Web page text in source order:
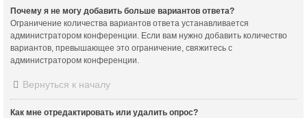
Почему я не могу добавить больше вариантов ответа?
Ограничение количества вариантов ответа устанавливается
администратором конференции. Если вам нужно добавить количество
вариантов, превышающее это ограничение, свяжитесь с
администратором конференции.
Вернуться к началу
Как мне отредактировать или удалить опрос?